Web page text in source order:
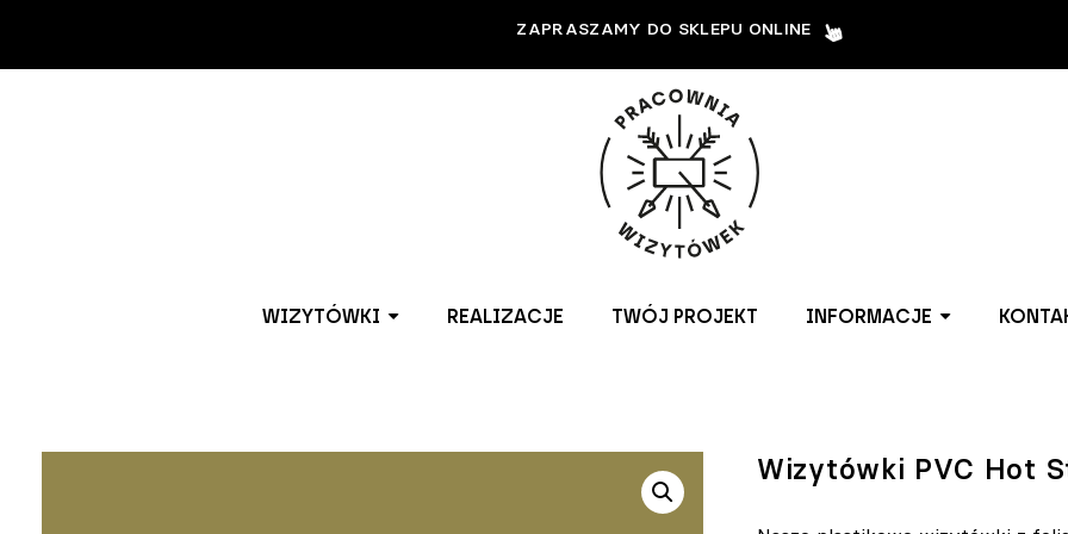
ZAPRASZAMY DO SKLEPU ONLINE
WIZYTÓWKI REALIZACJE TWÓJ PROJEKT INFORMACJE
Wizytówki PVC Hot